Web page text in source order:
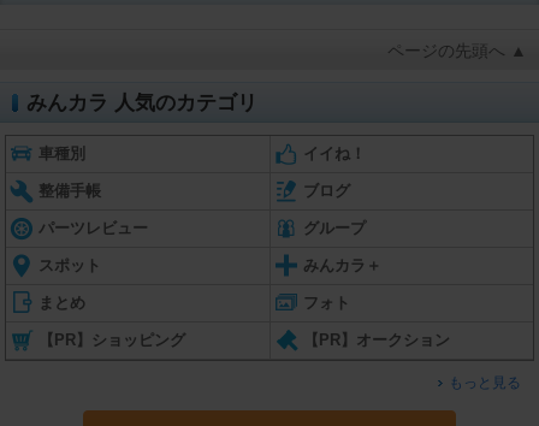
ページの先頭へ ▲
みんカラ 人気のカテゴリ
車種別 イイね！
整備手帳 ブログ
パーツレビュー グループ
スポット みんカラ＋
まとめ フォト
【PR】ショッピング 【PR】オークション
もっと見る